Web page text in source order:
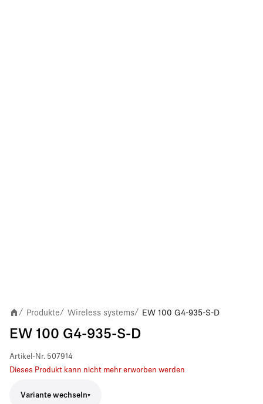
/ Produkte/ Wireless systems/ EW 100 G4-935-S-D
EW 100 G4-935-S-D
Artikel-Nr. 507914
Dieses Produkt kann nicht mehr erworben werden
Variante wechseln